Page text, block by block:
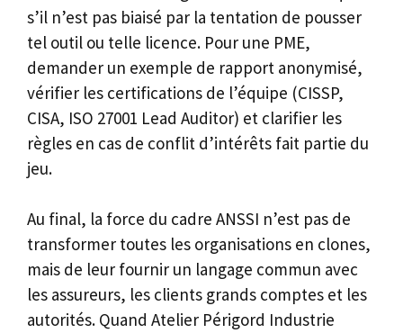
s’il n’est pas biaisé par la tentation de pousser
tel outil ou telle licence. Pour une PME,
demander un exemple de rapport anonymisé,
vérifier les certifications de l’équipe (CISSP,
CISA, ISO 27001 Lead Auditor) et clarifier les
règles en cas de conflit d’intérêts fait partie du
jeu.
Au final, la force du cadre ANSSI n’est pas de
transformer toutes les organisations en clones,
mais de leur fournir un langage commun avec
les assureurs, les clients grands comptes et les
autorités. Quand Atelier Périgord Industrie